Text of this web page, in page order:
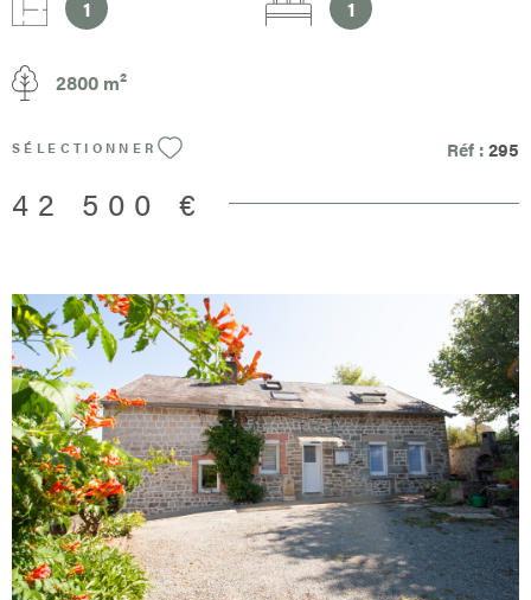
elle offre une surface d'environ 40 m² par niveau , avec la
possibilité d'aménager jusqu'à trois niveaux , laissant libre cours
état , constituant une excellente base pour votre projet. À
puits , idéal pour l'arrosage ou vos futurs aménagements. Un
bien rare pour les amateurs de rénovation, à la recherche d'un
la charge du vendeur Non soumis à DPE Les informations sur les
1 1
2800 m²
SÉLECTIONNER Réf :295
42 500 €
VOIR LE BIEN